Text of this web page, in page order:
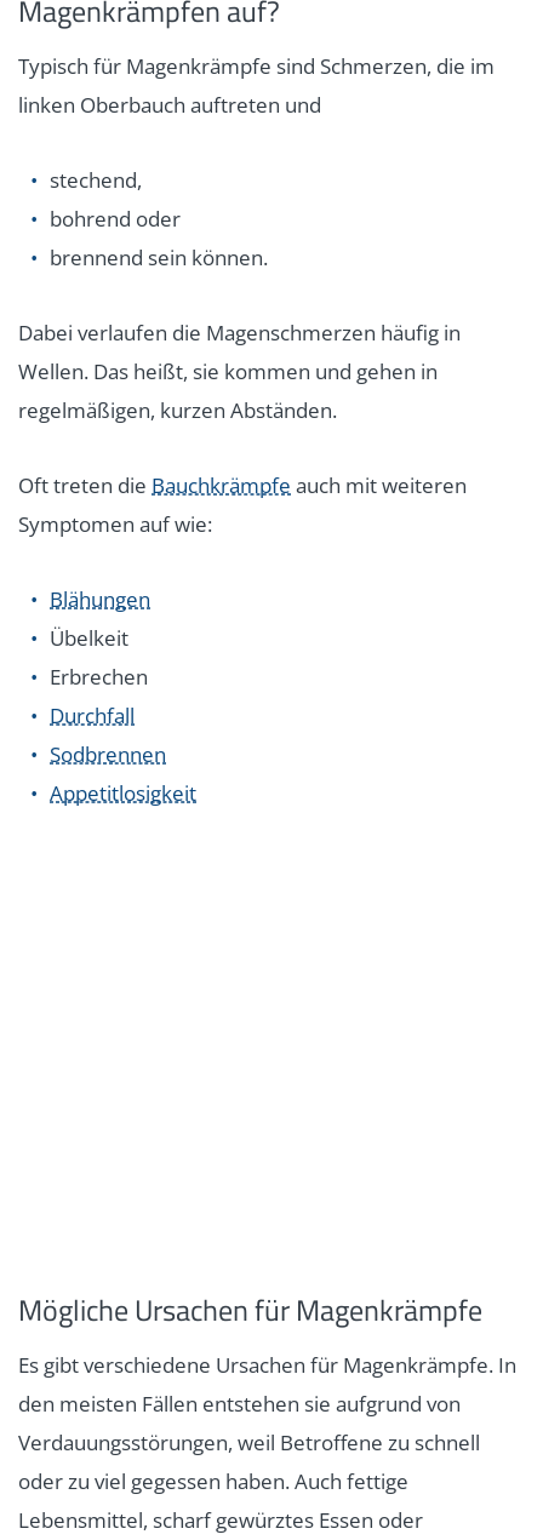
Magenkrämpfen auf?
Typisch für Magenkrämpfe sind Schmerzen, die im
linken Oberbauch auftreten und
stechend,
bohrend oder
brennend sein können.
Dabei verlaufen die Magenschmerzen häufig in
Wellen. Das heißt, sie kommen und gehen in
regelmäßigen, kurzen Abständen.
Oft treten die Bauchkrämpfe auch mit weiteren
Symptomen auf wie:
Blähungen
Übelkeit
Erbrechen
Durchfall
Sodbrennen
Appetitlosigkeit
Mögliche Ursachen für Magenkrämpfe
Es gibt verschiedene Ursachen für Magenkrämpfe. In
den meisten Fällen entstehen sie aufgrund von
Verdauungsstörungen, weil Betroffene zu schnell
oder zu viel gegessen haben. Auch fettige
Lebensmittel, scharf gewürztes Essen oder